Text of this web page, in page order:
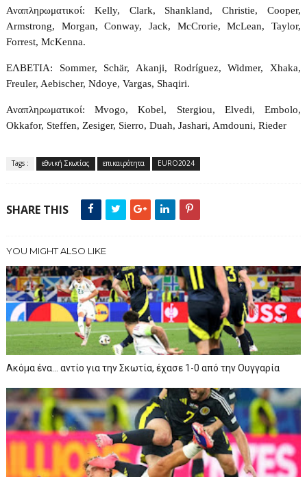
Αναπληρωματικοί: Kelly, Clark, Shankland, Christie, Cooper,
Armstrong, Morgan, Conway, Jack, McCrorie, McLean, Taylor,
Forrest, McKenna.
EΛΒΕΤΙΑ: Sommer, Schär, Akanji, Rodríguez, Widmer, Xhaka,
Freuler, Aebischer, Ndoye, Vargas, Shaqiri.
Αναπληρωματικοί:
Mvogo, Kobel, Stergiou, Elvedi, Embolo,
Okkafor, Steffen, Zesiger, Sierro, Duah, Jashari, Amdouni, Rieder
Tags : εθνική Σκωτίας επικαιρότητα EURO2024
SHARE THIS
YOU MIGHT ALSO LIKE
Ακόμα ένα… αντίο για την Σκωτία, έχασε 1-0 από την Ουγγαρία